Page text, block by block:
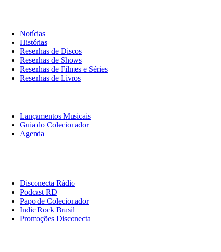
Notícias
Histórias
Resenhas de Discos
Resenhas de Shows
Resenhas de Filmes e Séries
Resenhas de Livros
Lançamentos Musicais
Guia do Colecionador
Agenda
Disconecta Rádio
Podcast RD
Papo de Colecionador
Indie Rock Brasil
Promoções Disconecta